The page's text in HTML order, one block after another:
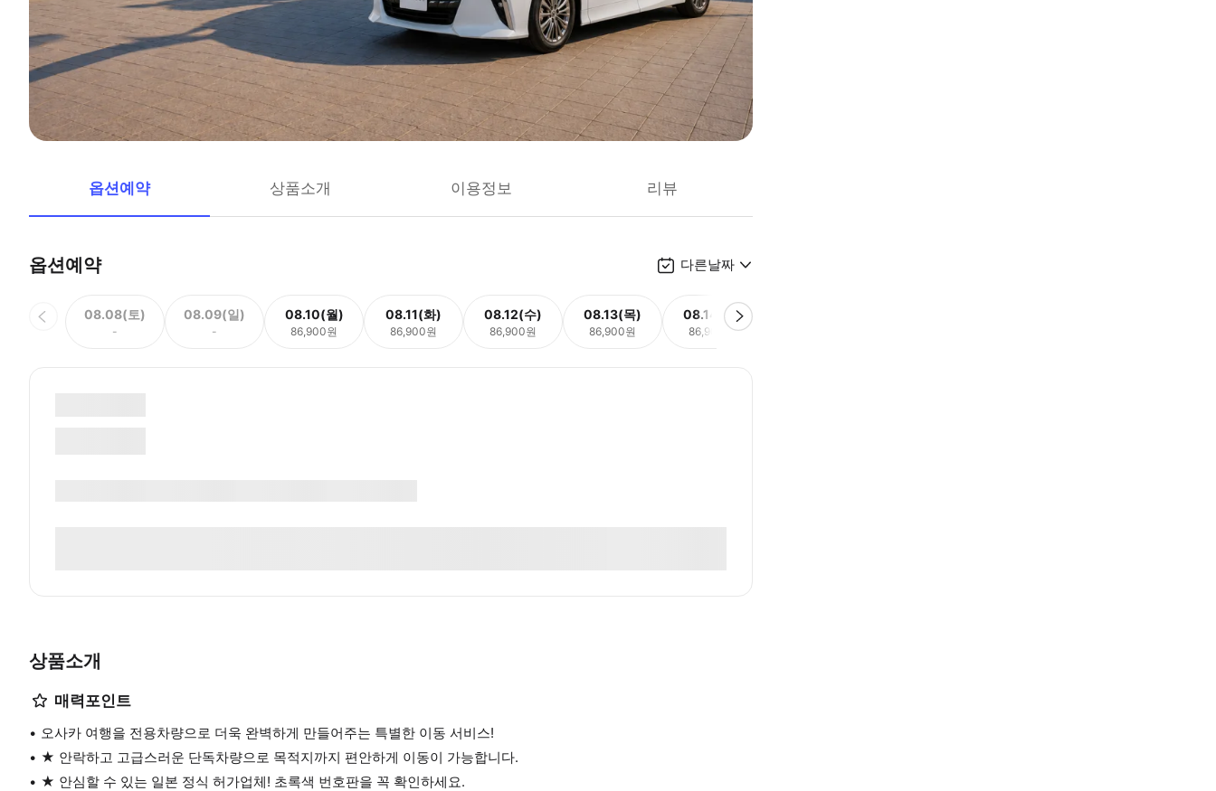
옵션예약 상품소개 이용정보 리뷰
옵션예약 다른날짜
08.08(토)
-
08.09(일)
-
08.10(월)
86,900원
08.11(화)
86,900원
08.12(수)
86,900원
08.13(목)
86,900원
08.14(금)
86,900원
상품소개
매력포인트
오사카 여행을 전용차량으로 더욱 완벽하게 만들어주는 특별한 이동 서비스!
★ 안락하고 고급스러운 단독차량으로 목적지까지 편안하게 이동이 가능합니다.
★ 안심할 수 있는 일본 정식 허가업체! 초록색 번호판을 꼭 확인하세요.